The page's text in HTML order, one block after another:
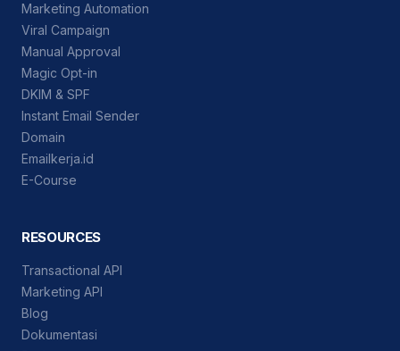
Marketing Automation
Viral Campaign
Manual Approval
Magic Opt-in
DKIM & SPF
Instant Email Sender
Domain
Emailkerja.id
E-Course
RESOURCES
Transactional API
Marketing API
Blog
Dokumentasi